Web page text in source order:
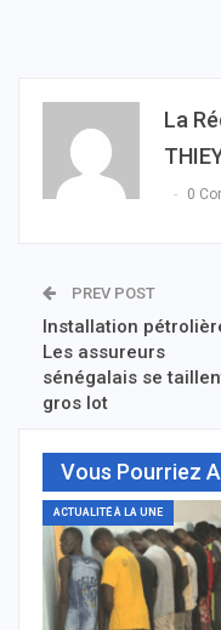
La
0
PREV POST
Installation
Les assureurs
sénégalais se
gros lot
Vous Pourriez
ACTUALITÉ À LA UNE